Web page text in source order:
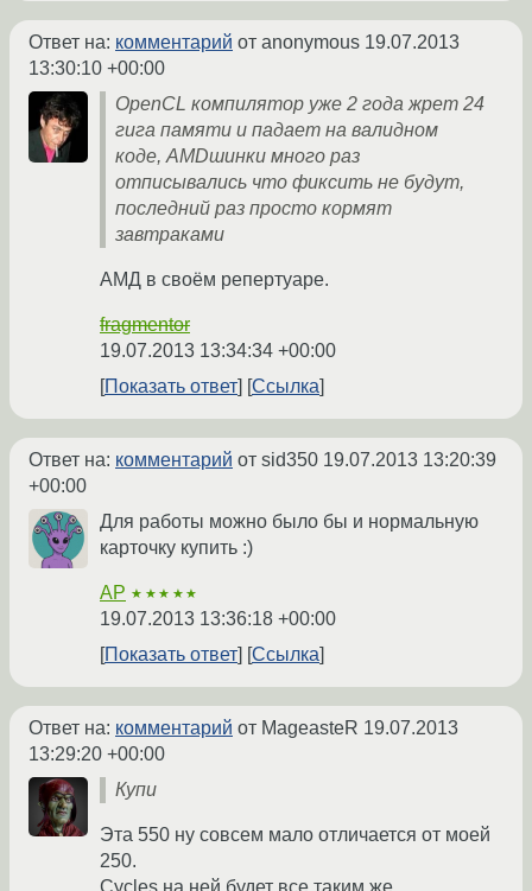
Ответ на: комментарий от anonymous 19.07.2013
13:30:10 +00:00
OpenCL компилятор уже 2 года жрет 24
гига памяти и падает на валидном
коде, AMDшинки много раз
отписывались что фиксить не будут,
последний раз просто кормят
завтраками
АМД в своём репертуаре.
fragmentor
19.07.2013 13:34:34 +00:00
Показать ответ
Ссылка
Ответ на: комментарий от sid350 19.07.2013 13:20:39
+00:00
Для работы можно было бы и нормальную
карточку купить :)
AP ★★★★★
19.07.2013 13:36:18 +00:00
Показать ответ
Ссылка
Ответ на: комментарий от MageasteR 19.07.2013
13:29:20 +00:00
Купи
Эта 550 ну совсем мало отличается от моей
250.